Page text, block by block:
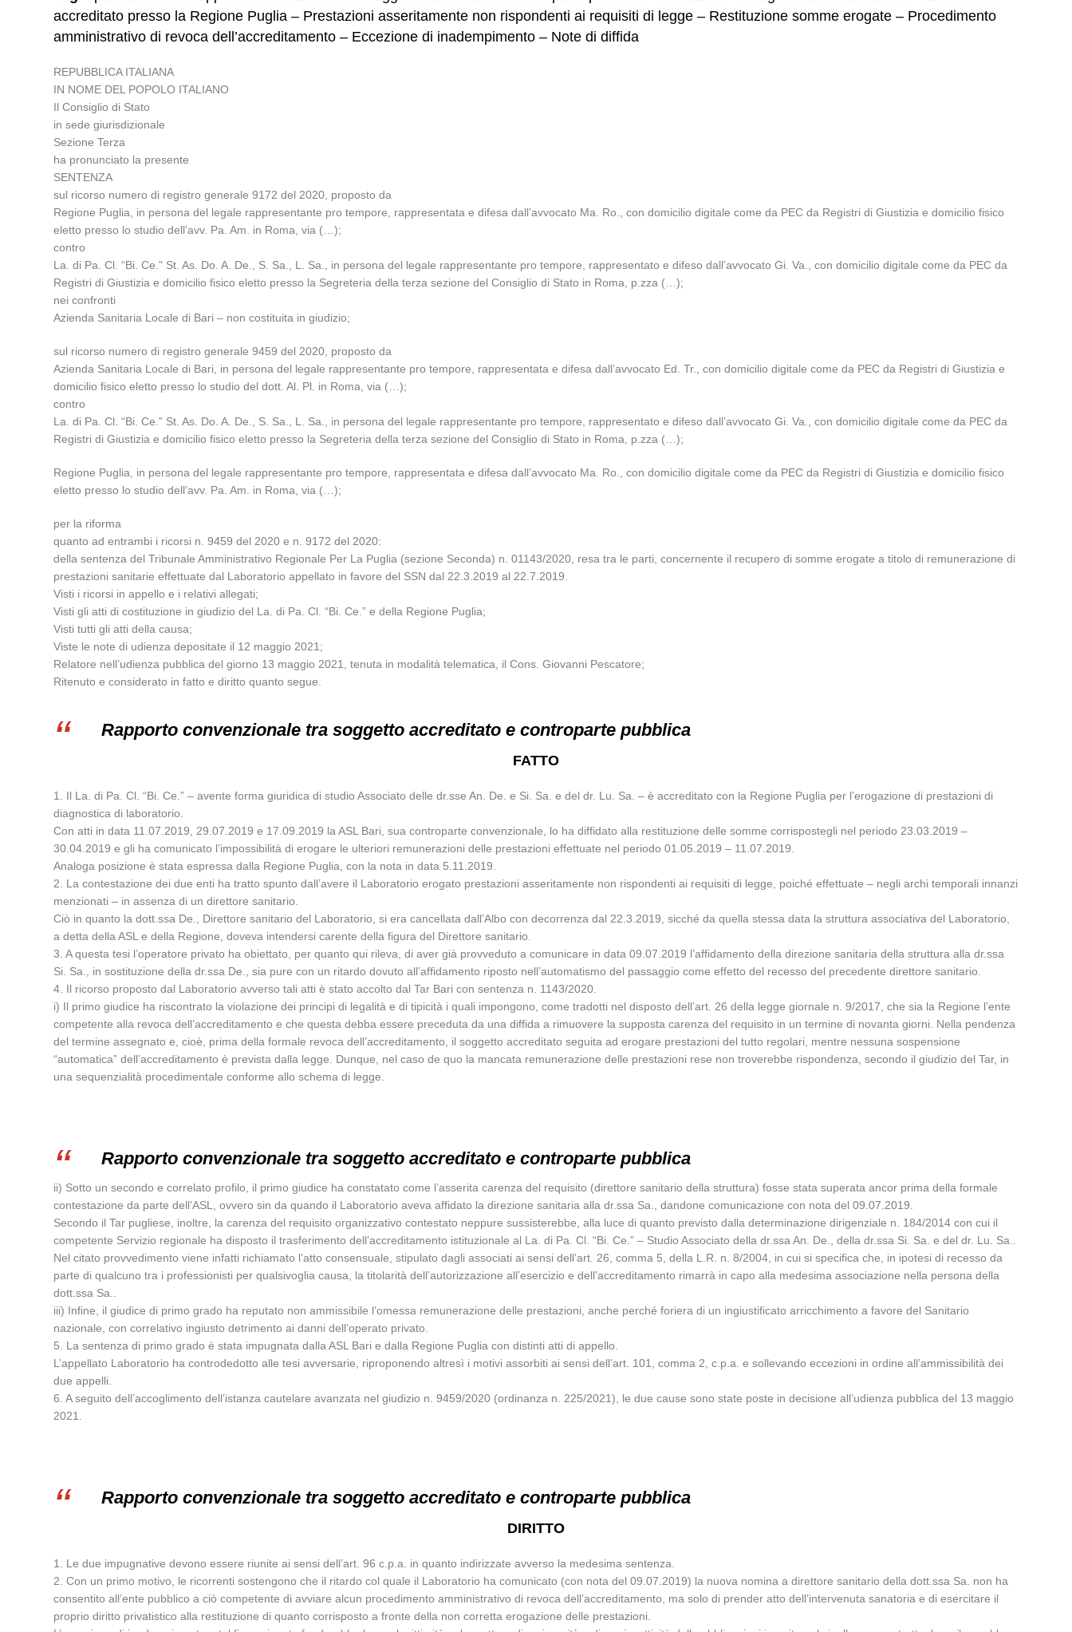
accreditato presso la Regione Puglia – Prestazioni asseritamente non rispondenti ai requisiti di legge – Restituzione somme erogate – Procedimento
amministrativo di revoca dell’accreditamento – Eccezione di inadempimento – Note di diffida
REPUBBLICA ITALIANA
IN NOME DEL POPOLO ITALIANO
Il Consiglio di Stato
in sede giurisdizionale
Sezione Terza
ha pronunciato la presente
SENTENZA
sul ricorso numero di registro generale 9172 del 2020, proposto da
Regione Puglia, in persona del legale rappresentante pro tempore, rappresentata e difesa dall’avvocato Ma. Ro., con domicilio digitale come da PEC da Registri di Giustizia e domicilio fisico
eletto presso lo studio dell’avv. Pa. Am. in Roma, via (…);
contro
La. di Pa. Cl. “Bi. Ce.” St. As. Do. A. De., S. Sa., L. Sa., in persona del legale rappresentante pro tempore, rappresentato e difeso dall’avvocato Gi. Va., con domicilio digitale come da PEC da
Registri di Giustizia e domicilio fisico eletto presso la Segreteria della terza sezione del Consiglio di Stato in Roma, p.zza (…);
nei confronti
Azienda Sanitaria Locale di Bari – non costituita in giudizio;
sul ricorso numero di registro generale 9459 del 2020, proposto da
Azienda Sanitaria Locale di Bari, in persona del legale rappresentante pro tempore, rappresentata e difesa dall’avvocato Ed. Tr., con domicilio digitale come da PEC da Registri di Giustizia e
domicilio fisico eletto presso lo studio del dott. Al. Pl. in Roma, via (…);
contro
La. di Pa. Cl. “Bi. Ce.” St. As. Do. A. De., S. Sa., L. Sa., in persona del legale rappresentante pro tempore, rappresentato e difeso dall’avvocato Gi. Va., con domicilio digitale come da PEC da
Registri di Giustizia e domicilio fisico eletto presso la Segreteria della terza sezione del Consiglio di Stato in Roma, p.zza (…);
Regione Puglia, in persona del legale rappresentante pro tempore, rappresentata e difesa dall’avvocato Ma. Ro., con domicilio digitale come da PEC da Registri di Giustizia e domicilio fisico
eletto presso lo studio dell’avv. Pa. Am. in Roma, via (…);
per la riforma
quanto ad entrambi i ricorsi n. 9459 del 2020 e n. 9172 del 2020:
della sentenza del Tribunale Amministrativo Regionale Per La Puglia (sezione Seconda) n. 01143/2020, resa tra le parti, concernente il recupero di somme erogate a titolo di remunerazione di
prestazioni sanitarie effettuate dal Laboratorio appellato in favore del SSN dal 22.3.2019 al 22.7.2019.
Visti i ricorsi in appello e i relativi allegati;
Visti gli atti di costituzione in giudizio del La. di Pa. Cl. “Bi. Ce.” e della Regione Puglia;
Visti tutti gli atti della causa;
Viste le note di udienza depositate il 12 maggio 2021;
Relatore nell’udienza pubblica del giorno 13 maggio 2021, tenuta in modalità telematica, il Cons. Giovanni Pescatore;
Ritenuto e considerato in fatto e diritto quanto segue.
Rapporto convenzionale tra soggetto accreditato e controparte pubblica
FATTO
1. Il La. di Pa. Cl. “Bi. Ce.” – avente forma giuridica di studio Associato delle dr.sse An. De. e Si. Sa. e del dr. Lu. Sa. – è accreditato con la Regione Puglia per l’erogazione di prestazioni di
diagnostica di laboratorio.
Con atti in data 11.07.2019, 29.07.2019 e 17.09.2019 la ASL Bari, sua controparte convenzionale, lo ha diffidato alla restituzione delle somme corrispostegli nel periodo 23.03.2019 –
30.04.2019 e gli ha comunicato l’impossibilità di erogare le ulteriori remunerazioni delle prestazioni effettuate nel periodo 01.05.2019 – 11.07.2019.
Analoga posizione è stata espressa dalla Regione Puglia, con la nota in data 5.11.2019.
2. La contestazione dei due enti ha tratto spunto dall’avere il Laboratorio erogato prestazioni asseritamente non rispondenti ai requisiti di legge, poiché effettuate – negli archi temporali innanzi
menzionati – in assenza di un direttore sanitario.
Ciò in quanto la dott.ssa De., Direttore sanitario del Laboratorio, si era cancellata dall’Albo con decorrenza dal 22.3.2019, sicché da quella stessa data la struttura associativa del Laboratorio,
a detta della ASL e della Regione, doveva intendersi carente della figura del Direttore sanitario.
3. A questa tesi l’operatore privato ha obiettato, per quanto qui rileva, di aver già provveduto a comunicare in data 09.07.2019 l’affidamento della direzione sanitaria della struttura alla dr.ssa
Si. Sa., in sostituzione della dr.ssa De., sia pure con un ritardo dovuto all’affidamento riposto nell’automatismo del passaggio come effetto del recesso del precedente direttore sanitario.
4. Il ricorso proposto dal Laboratorio avverso tali atti è stato accolto dal Tar Bari con sentenza n. 1143/2020.
i) Il primo giudice ha riscontrato la violazione dei principi di legalità e di tipicità i quali impongono, come tradotti nel disposto dell’art. 26 della legge giornale n. 9/2017, che sia la Regione l’ente
competente alla revoca dell’accreditamento e che questa debba essere preceduta da una diffida a rimuovere la supposta carenza del requisito in un termine di novanta giorni. Nella pendenza
del termine assegnato e, cioè, prima della formale revoca dell’accreditamento, il soggetto accreditato seguita ad erogare prestazioni del tutto regolari, mentre nessuna sospensione
“automatica” dell’accreditamento è prevista dalla legge. Dunque, nel caso de quo la mancata remunerazione delle prestazioni rese non troverebbe rispondenza, secondo il giudizio del Tar, in
una sequenzialità procedimentale conforme allo schema di legge.
Rapporto convenzionale tra soggetto accreditato e controparte pubblica
ii) Sotto un secondo e correlato profilo, il primo giudice ha constatato come l’asserita carenza del requisito (direttore sanitario della struttura) fosse stata superata ancor prima della formale
contestazione da parte dell’ASL, ovvero sin da quando il Laboratorio aveva affidato la direzione sanitaria alla dr.ssa Sa., dandone comunicazione con nota del 09.07.2019.
Secondo il Tar pugliese, inoltre, la carenza del requisito organizzativo contestato neppure sussisterebbe, alla luce di quanto previsto dalla determinazione dirigenziale n. 184/2014 con cui il
competente Servizio regionale ha disposto il trasferimento dell’accreditamento istituzionale al La. di Pa. Cl. “Bi. Ce.” – Studio Associato della dr.ssa An. De., della dr.ssa Si. Sa. e del dr. Lu. Sa..
Nel citato provvedimento viene infatti richiamato l’atto consensuale, stipulato dagli associati ai sensi dell’art. 26, comma 5, della L.R. n. 8/2004, in cui si specifica che, in ipotesi di recesso da
parte di qualcuno tra i professionisti per qualsivoglia causa, la titolarità dell’autorizzazione all’esercizio e dell’accreditamento rimarrà in capo alla medesima associazione nella persona della
dott.ssa Sa..
iii) Infine, il giudice di primo grado ha reputato non ammissibile l’omessa remunerazione delle prestazioni, anche perché foriera di un ingiustificato arricchimento a favore del Sanitario
nazionale, con correlativo ingiusto detrimento ai danni dell’operato privato.
5. La sentenza di primo grado è stata impugnata dalla ASL Bari e dalla Regione Puglia con distinti atti di appello.
L’appellato Laboratorio ha controdedotto alle tesi avversarie, riproponendo altresì i motivi assorbiti ai sensi dell’art. 101, comma 2, c.p.a. e sollevando eccezioni in ordine all’ammissibilità dei
due appelli.
6. A seguito dell’accoglimento dell’istanza cautelare avanzata nel giudizio n. 9459/2020 (ordinanza n. 225/2021), le due cause sono state poste in decisione all’udienza pubblica del 13 maggio
2021.
Rapporto convenzionale tra soggetto accreditato e controparte pubblica
DIRITTO
1. Le due impugnative devono essere riunite ai sensi dell’art. 96 c.p.a. in quanto indirizzate avverso la medesima sentenza.
2. Con un primo motivo, le ricorrenti sostengono che il ritardo col quale il Laboratorio ha comunicato (con nota del 09.07.2019) la nuova nomina a direttore sanitario della dott.ssa Sa. non ha
consentito all’ente pubblico a ciò competente di avviare alcun procedimento amministrativo di revoca dell’accreditamento, ma solo di prender atto dell’intervenuta sanatoria e di esercitare il
proprio diritto privatistico alla restituzione di quanto corrisposto a fronte della non corretta erogazione delle prestazioni.